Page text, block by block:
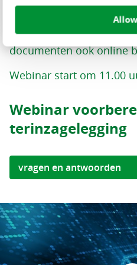
inzage worden gelegd.
nog naar het
genoemde datum
documenten ook online
Webinar start om 11.00
Webinar
terinzagelegging
vragen en antwoorden